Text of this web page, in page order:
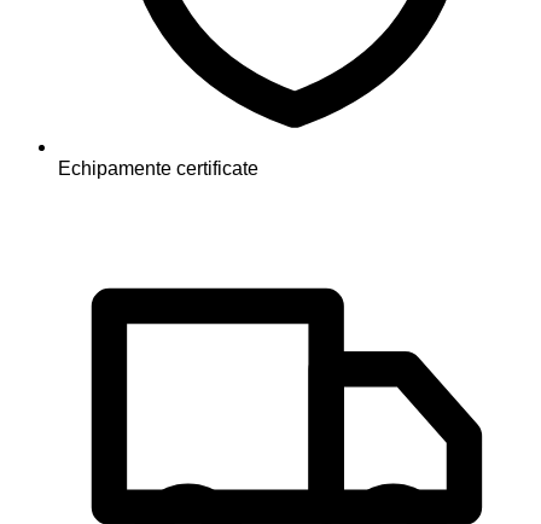
Echipamente certificate